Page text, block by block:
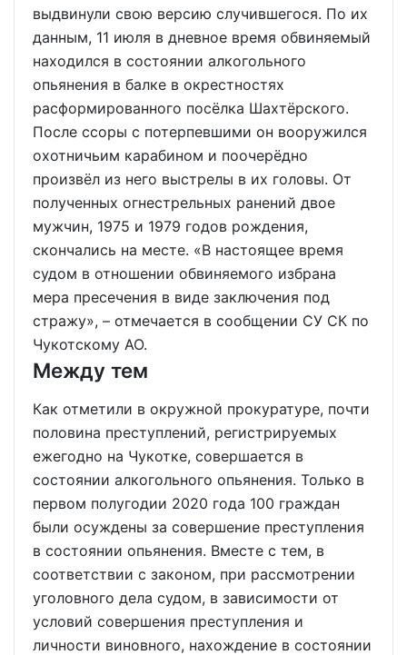
выдвинули свою версию случившегося. По их
данным, 11 июля в дневное время обвиняемый
находился в состоянии алкогольного
опьянения в балке в окрестностях
расформированного посёлка Шахтёрского.
После ссоры с потерпевшими он вооружился
охотничьим карабином и поочерёдно
произвёл из него выстрелы в их головы. От
полученных огнестрельных ранений двое
мужчин, 1975 и 1979 годов рождения,
скончались на месте. «В настоящее время
судом в отношении обвиняемого избрана
мера пресечения в виде заключения под
стражу», – отмечается в сообщении СУ СК по
Чукотскому АО.
Между тем
Как отметили в окружной прокуратуре, почти
половина преступлений, регистрируемых
ежегодно на Чукотке, совершается в
состоянии алкогольного опьянения. Только в
первом полугодии 2020 года 100 граждан
были осуждены за совершение преступления
в состоянии опьянения. Вместе с тем, в
соответствии с законом, при рассмотрении
уголовного дела судом, в зависимости от
условий совершения преступления и
личности виновного, нахождение в состоянии